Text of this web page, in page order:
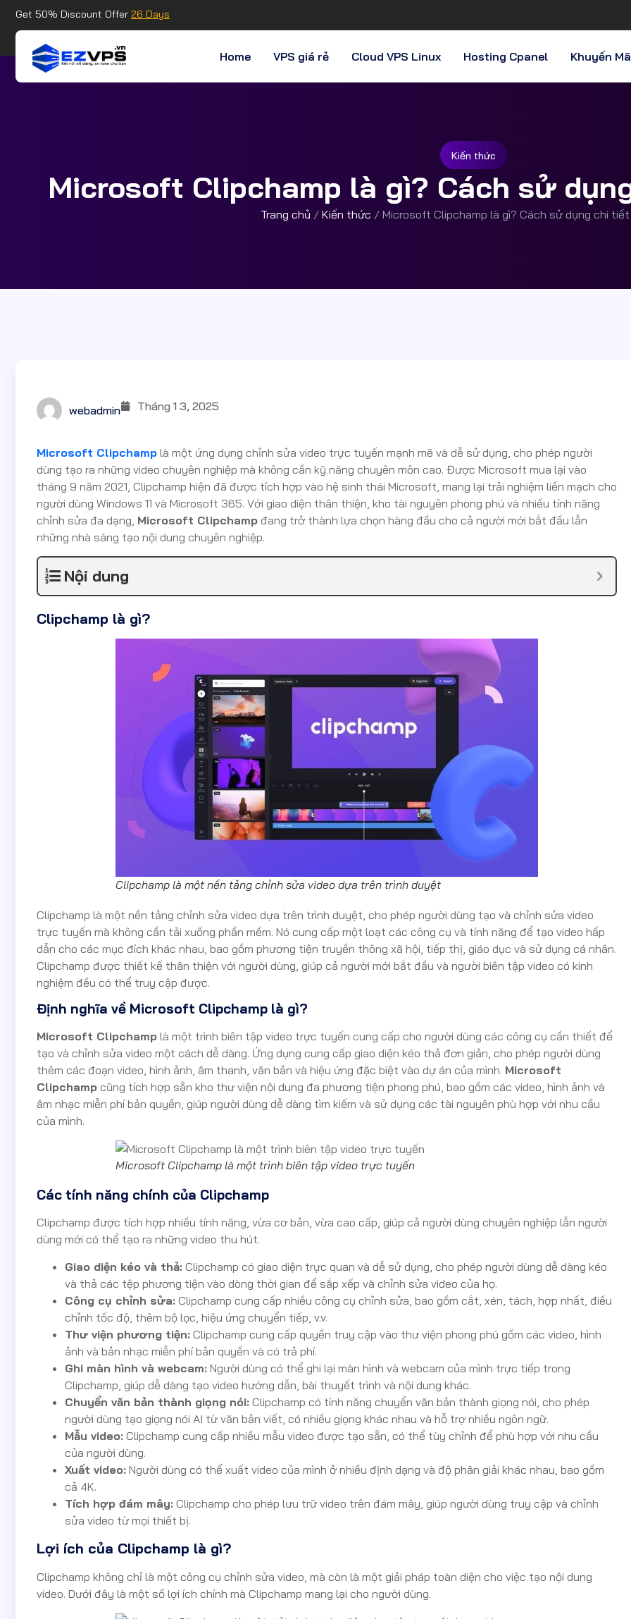
Get 50% Discount Offer 26 Days
Home VPS giá rẻ Cloud VPS Linux Hosting Cpanel Khuyến
Kiến thức
Microsoft Clipchamp là gì? Cách sử
Trang chủ / Kiến thức / Microsoft Clipchamp là gì? Cách sử dụng chi
webadmin Tháng 1 3, 2025
Microsoft Clipchamp là một ứng dụng chỉnh sửa video trực tuyến mạnh mẽ và dễ sử dụng, cho phép người
dùng tạo ra những video chuyên nghiệp mà không cần kỹ năng chuyên môn cao. Được Microsoft mua lại vào
tháng 9 năm 2021, Clipchamp hiện đã được tích hợp vào hệ sinh thái Microsoft, mang lại trải nghiệm liền mạch cho
người dùng Windows 11 và Microsoft 365. Với giao diện thân thiện, kho tài nguyên phong phú và nhiều tính năng
chỉnh sửa đa dạng, Microsoft Clipchamp đang trở thành lựa chọn hàng đầu cho cả người mới bắt đầu lẫn
những nhà sáng tạo nội dung chuyên nghiệp.
Nội dung
Clipchamp là gì?
Clipchamp là một nền tảng chỉnh sửa video dựa trên trình duyệt
Clipchamp là một nền tảng chỉnh sửa video dựa trên trình duyệt, cho phép người dùng tạo và chỉnh sửa video
trực tuyến mà không cần tải xuống phần mềm. Nó cung cấp một loạt các công cụ và tính năng để tạo video hấp
dẫn cho các mục đích khác nhau, bao gồm phương tiện truyền thông xã hội, tiếp thị, giáo dục và sử dụng cá nhân.
Clipchamp được thiết kế thân thiện với người dùng, giúp cả người mới bắt đầu và người biên tập video có kinh
nghiệm đều có thể truy cập được.
Định nghĩa về Microsoft Clipchamp là gì?
Microsoft Clipchamp là một trình biên tập video trực tuyến cung cấp cho người dùng các công cụ cần thiết để
tạo và chỉnh sửa video một cách dễ dàng. Ứng dụng cung cấp giao diện kéo thả đơn giản, cho phép người dùng
thêm các đoạn video, hình ảnh, âm thanh, văn bản và hiệu ứng đặc biệt vào dự án của mình. Microsoft
Clipchamp cũng tích hợp sẵn kho thư viện nội dung đa phương tiện phong phú, bao gồm các video, hình ảnh và
âm nhạc miễn phí bản quyền, giúp người dùng dễ dàng tìm kiếm và sử dụng các tài nguyên phù hợp với nhu cầu
của mình.
Microsoft Clipchamp là một trình biên tập video trực tuyến
Các tính năng chính của Clipchamp
Clipchamp được tích hợp nhiều tính năng, vừa cơ bản, vừa cao cấp, giúp cả người dùng chuyên nghiệp lẫn người
dùng mới có thể tạo ra những video thu hút.
Giao diện kéo và thả: Clipchamp có giao diện trực quan và dễ sử dụng, cho phép người dùng dễ dàng kéo
và thả các tệp phương tiện vào dòng thời gian để sắp xếp và chỉnh sửa video của họ.
Công cụ chỉnh sửa: Clipchamp cung cấp nhiều công cụ chỉnh sửa, bao gồm cắt, xén, tách, hợp nhất, điều
chỉnh tốc độ, thêm bộ lọc, hiệu ứng chuyển tiếp, v.v.
Thư viện phương tiện: Clipchamp cung cấp quyền truy cập vào thư viện phong phú gồm các video, hình
ảnh và bản nhạc miễn phí bản quyền và có trả phí.
Ghi màn hình và webcam: Người dùng có thể ghi lại màn hình và webcam của mình trực tiếp trong
Clipchamp, giúp dễ dàng tạo video hướng dẫn, bài thuyết trình và nội dung khác.
Chuyển văn bản thành giọng nói: Clipchamp có tính năng chuyển văn bản thành giọng nói, cho phép
người dùng tạo giọng nói AI từ văn bản viết, có nhiều giọng khác nhau và hỗ trợ nhiều ngôn ngữ.
Mẫu video: Clipchamp cung cấp nhiều mẫu video được tạo sẵn, có thể tùy chỉnh để phù hợp với nhu cầu
của người dùng.
Xuất video: Người dùng có thể xuất video của mình ở nhiều định dạng và độ phân giải khác nhau, bao gồm
cả 4K.
Tích hợp đám mây: Clipchamp cho phép lưu trữ video trên đám mây, giúp người dùng truy cập và chỉnh
sửa video từ mọi thiết bị.
Lợi ích của Clipchamp là gì?
Clipchamp không chỉ là một công cụ chỉnh sửa video, mà còn là một giải pháp toàn diện cho việc tạo nội dung
video. Dưới đây là một số lợi ích chính mà Clipchamp mang lại cho người dùng.